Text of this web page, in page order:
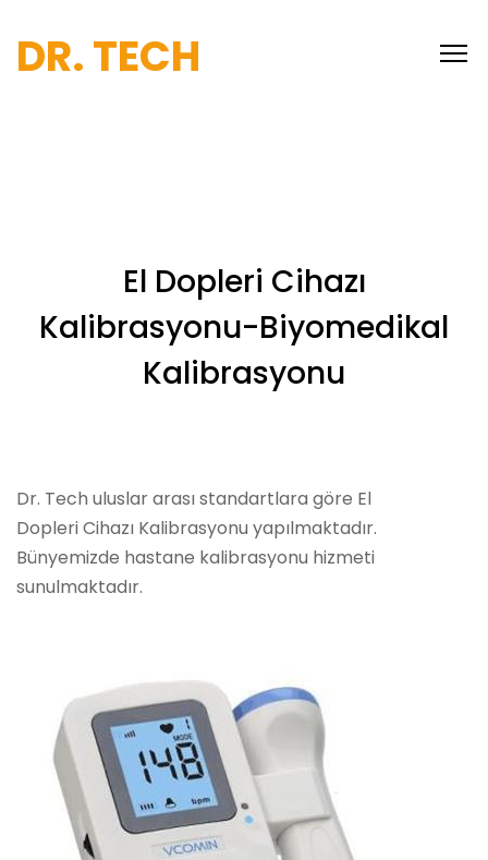
DR. TECH
El Dopleri Cihazı
Kalibrasyonu-Biyomedikal
Kalibrasyonu
Dr. Tech uluslar arası standartlara göre El
Dopleri Cihazı Kalibrasyonu yapılmaktadır.
Bünyemizde hastane kalibrasyonu hizmeti
sunulmaktadır.